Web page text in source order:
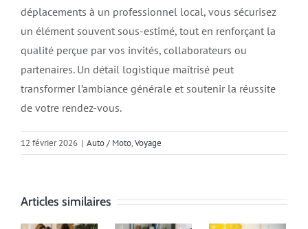
déplacements à un professionnel local, vous sécurisez
un élément souvent sous-estimé, tout en renforçant la
qualité perçue par vos invités, collaborateurs ou
partenaires. Un détail logistique maîtrisé peut
transformer l’ambiance générale et soutenir la réussite
de votre rendez-vous.
12 février 2026 | Auto / Moto,Voyage
Articles similaires